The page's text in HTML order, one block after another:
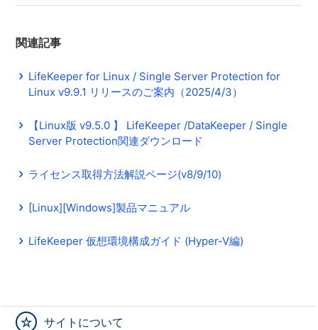
サイトについて
関連記事
LifeKeeper for Linux / Single Server Protection for
Linux v9.9.1 リリースのご案内（2025/4/3）
【Linux版 v9.5.0 】 LifeKeeper /DataKeeper / Single
Server Protection関連ダウンロード
ライセンス取得方法解説ページ(v8/9/10)
[Linux][Windows]製品マニュアル
LifeKeeper 仮想環境構成ガイド (Hyper-V編)